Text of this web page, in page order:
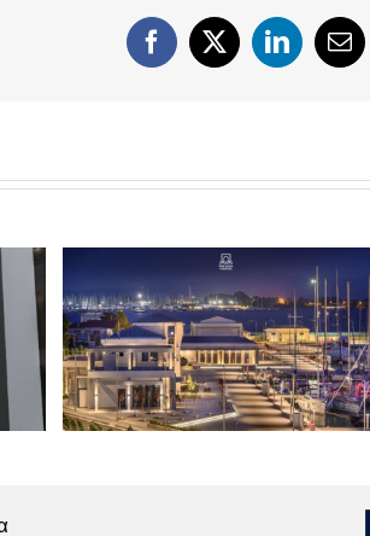
Facebook
X LinkedIn
Ιωαννίνων